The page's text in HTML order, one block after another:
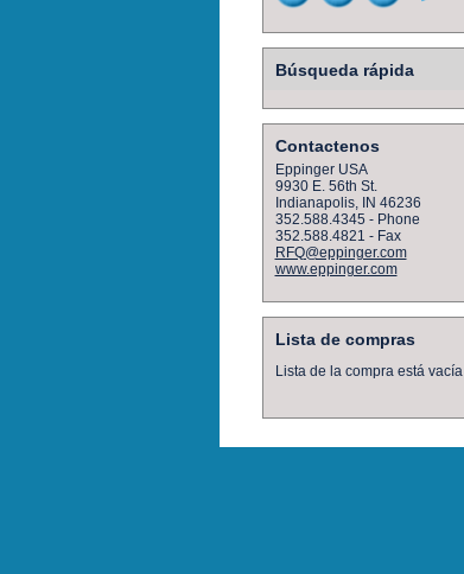
Búsqueda rápida
Contactenos
Eppinger USA
9930 E. 56th St.
Indianapolis, IN 46236
352.588.4345 - Phone
352.588.4821 - Fax
RFQ@eppinger.com
www.eppinger.com
Lista de compras
Lista de la compra está vacía